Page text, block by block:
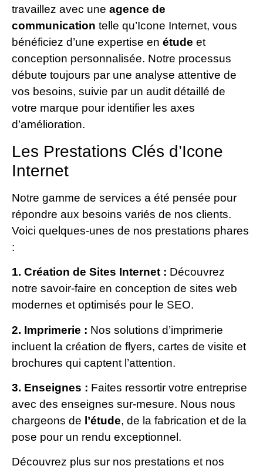
travaillez avec une agence de
communication telle qu’Icone Internet, vous
bénéficiez d’une expertise en étude et
conception personnalisée. Notre processus
débute toujours par une analyse attentive de
vos besoins, suivie par un audit détaillé de
votre marque pour identifier les axes
d’amélioration.
Les Prestations Clés d’Icone
Internet
Notre gamme de services a été pensée pour
répondre aux besoins variés de nos clients.
Voici quelques-unes de nos prestations phares
:
1. Création de Sites Internet : Découvrez
notre savoir-faire en conception de sites web
modernes et optimisés pour le SEO.
2. Imprimerie : Nos solutions d’imprimerie
incluent la création de flyers, cartes de visite et
brochures qui captent l’attention.
3. Enseignes : Faites ressortir votre entreprise
avec des enseignes sur-mesure. Nous nous
chargeons de l’étude, de la fabrication et de la
pose pour un rendu exceptionnel.
Découvrez plus sur nos prestations et nos